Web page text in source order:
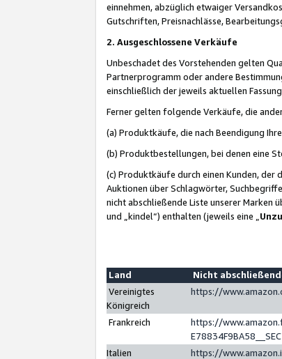
einnehmen, abzüglich etwaiger
Gutschriften, Preisnachlässe,
2. Ausgeschlossene Verkäufe
Unbeschadet des Vorstehenden gelten
Partnerprogramm oder andere
einschließlich der jeweils aktuellen
Ferner gelten folgende Verkäufe, die
(a) Produktkäufe, die nach Beendigung
(b) Produktbestellungen, bei denen eine
(c) Produktkäufe durch einen Kunden, der
Auktionen über Schlagwörter,
nicht abschließende Liste unserer Marken
und „kindel“) enthalten (jeweils eine „
Land
Nicht
Vereinigtes
Königreich
https://
Frankreich
https://
Italien
https://